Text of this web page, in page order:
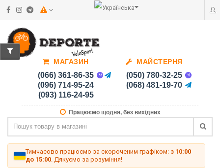
МАГАЗИН
(066) 361-86-35
(096) 714-95-24
(093) 116-24-95
МАЙСТЕРНЯ
(050) 780-32-25
(068) 481-19-70
Працюємо щодня, без вихідних
Тимчасово працюємо за скороченим графіком: з 10:00
до 15:00 . Дякуємо за розуміння!